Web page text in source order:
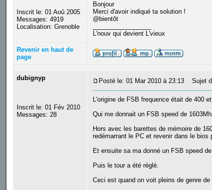
Inscrit le: 01 Aoû 2005
Messages: 4919
Localisation: Grenoble
Bonjour
Merci d'avoir indiqué ta solution !
@bientôt
L'nouv qui devient L'vieux
Revenir en haut de
page
dubignyp
Inscrit le: 01 Fév 2010
Messages: 28
Posté le: 01 Mar 2010 à 23:13 Sujet
L'origine de FSB frequence était de 400
Qui me donnait un FSB speed de
Hors avec les barettes de mémoire de
redémarrant le PC et revenir dans le
Et ensuite sa ma donné un FSB speed
Puis le tour a été réglé.
Ceci est quand on voit pleins de genre